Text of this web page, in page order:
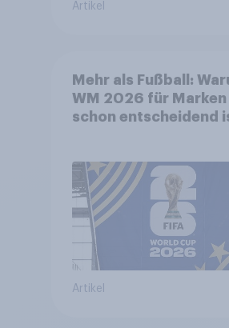
Artikel
Mehr als Fußball:
WM 2026 für
schon entscheidend
Artikel